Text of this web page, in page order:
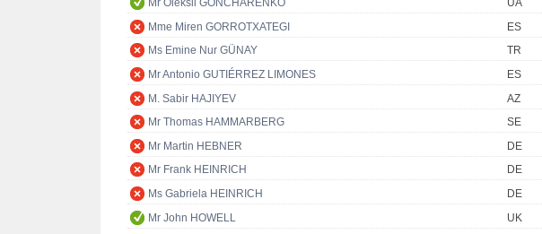
Mr Oleksii GONCHARENKO
UA
Mme Miren GORROTXATEGI
ES
Ms Emine Nur GÜNAY
TR
Mr Antonio GUTIÉRREZ LIMONES
ES
M. Sabir HAJIYEV
AZ
Mr Thomas HAMMARBERG
SE
Mr Martin HEBNER
DE
Mr Frank HEINRICH
DE
Ms Gabriela HEINRICH
DE
Mr John HOWELL
UK